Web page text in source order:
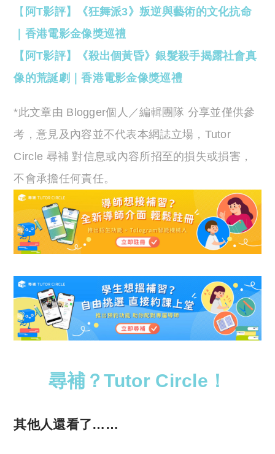
【 阿T影評】《狂舞派3》叛逆與藝術的文化抗命
｜香港電影金像獎巡禮
【阿T影評】《殺出個黃昏》銀髮殺手揭露社會真
像的荒誕劇｜香港電影金像獎巡禮
*此文章由 Blogger個人／編輯團隊 分享並僅供參
考，意見及內容並不代表本網誌立場，Tutor
Circle 尋補 對信息或內容所招至的損失或損害，
不會承擔任何責任。
尋補？Tutor Circle！
其他人還看了……